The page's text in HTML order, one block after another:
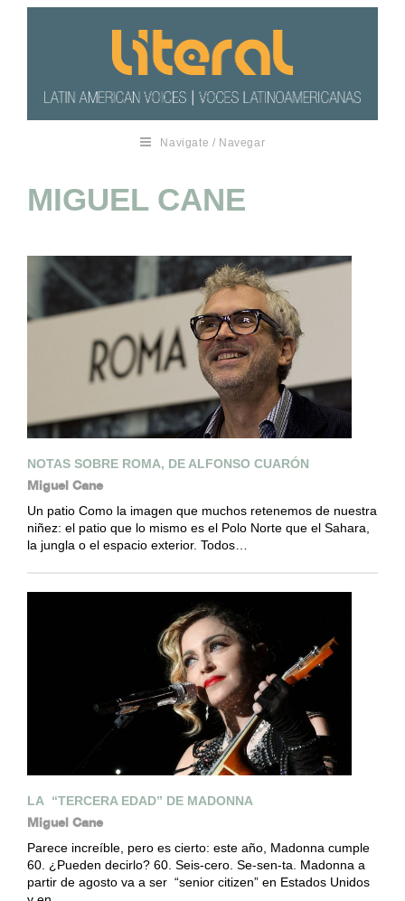
Navigate / Navegar
MIGUEL CANE
NOTAS SOBRE ROMA, DE ALFONSO CUARÓN
Miguel Cane
Un patio Como la imagen que muchos retenemos de nuestra
niñez: el patio que lo mismo es el Polo Norte que el Sahara,
la jungla o el espacio exterior. Todos…
LA “TERCERA EDAD” DE MADONNA
Miguel Cane
Parece increíble, pero es cierto: este año, Madonna cumple
60. ¿Pueden decirlo? 60. Seis-cero. Se-sen-ta. Madonna a
partir de agosto va a ser “senior citizen” en Estados Unidos